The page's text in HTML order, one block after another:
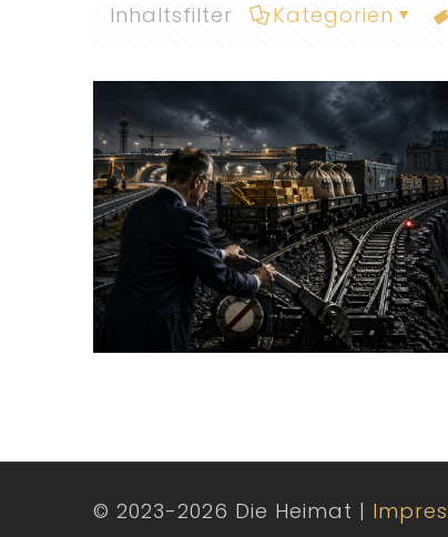
Inhaltsfilter Kategorien
© 2023-2026 Die Heimat |